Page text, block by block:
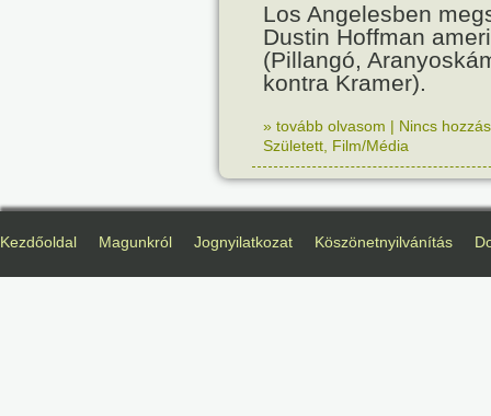
Los Angelesben
Dustin Hoffman
(Pillangó,
kontra Kramer).
» tovább olvasom | Nincs
Született Film/Média
Kezdőoldal Magunkról Jognyilatkozat Köszönetnyilvánítás